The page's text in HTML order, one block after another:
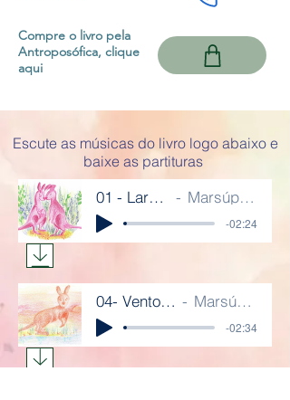
Compre o livro pela
Antroposófica, clique
aqui
Escute as músicas do livro logo abaixo e
baixe as partituras
01 - Larga planície Marsúpios de amor
-02:24
04- Ventos e bençãos Marsúpios de amor
-02:34